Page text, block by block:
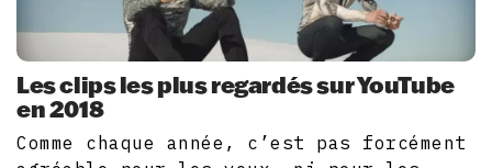
Les clips les plus regardés sur YouTube
en 2018
Comme chaque année, c’est pas forcément